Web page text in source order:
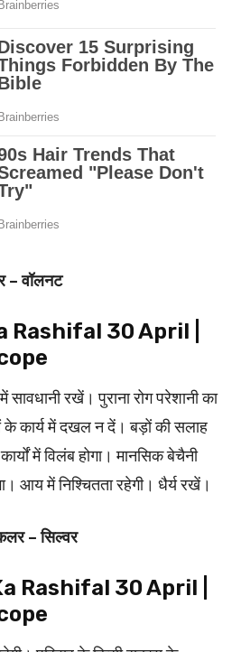
– वॉलनट
Rashifal 30 April |
सावधानी रखें। पुराना रोग परेशानी का
कार्य में दखल न दें। बड़ों की सलाह
में विलंब होगा। मानसिक बेचैनी
आय में निश्चितता रहेगी। धैर्य रखें।
– सिल्वर
Rashifal 30 April |